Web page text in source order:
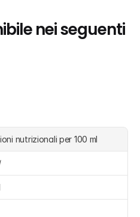
nei seguenti
nutrizionali per 100 ml